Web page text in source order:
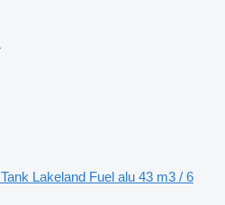
Tank Lakeland Fuel alu 43 m3 / 6